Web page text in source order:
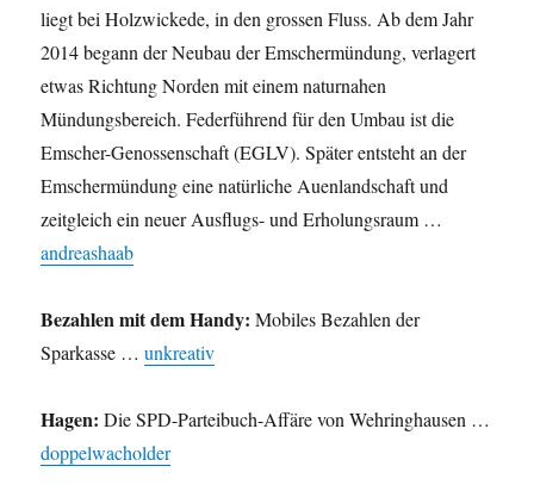
liegt bei Holzwickede, in den grossen Fluss. Ab dem Jahr
2014 begann der Neubau der Emschermündung, verlagert
etwas Richtung Norden mit einem naturnahen
Mündungsbereich. Federführend für den Umbau ist die
Emscher-Genossenschaft (EGLV). Später entsteht an der
Emschermündung eine natürliche Auenlandschaft und
zeitgleich ein neuer Ausflugs- und Erholungsraum …
andreashaab
Bezahlen mit dem Handy: Mobiles Bezahlen der
Sparkasse …unkreativ
Hagen: Die SPD-Parteibuch-Affäre von Wehringhausen …
doppelwacholder